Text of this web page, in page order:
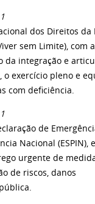
dos Direitos da
sem Limite), com
da integração e
o exercício pleno e
com deficiência.
de
Nacional (ESPIN),
urgente de
de riscos, danos